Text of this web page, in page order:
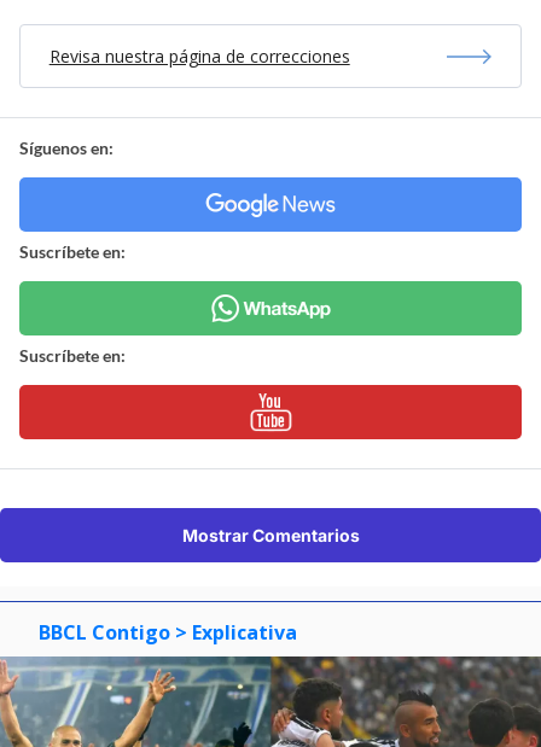
Revisa nuestra página de correcciones
Síguenos en:
Suscríbete en:
Suscríbete en:
Mostrar Comentarios
BBCL Contigo > Explicativa